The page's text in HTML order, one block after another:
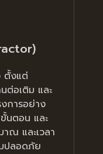
ตั้งแต่
ต่อเติม และ
การอย่าง
นตอน และ
ณ และเวลา
ปลอดภัย